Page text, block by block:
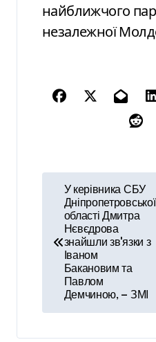
найближчого
незалежної
в
У керівника СБУ
Дніпропетровської
області Дмитра
Нєвєдрова
знайшли звʼязки з
Іваном
Бакановим та
Павлом
Демчиною, — ЗМІ